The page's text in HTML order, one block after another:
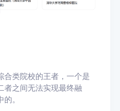
合类院校的王者，一个是
者之间无法实现最终融
。